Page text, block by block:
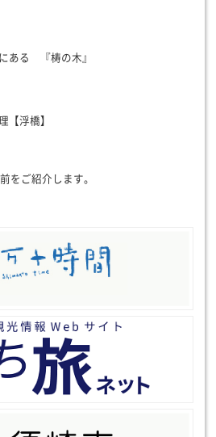
ある 『梼の木』
【浮橋】
をご紹介します。